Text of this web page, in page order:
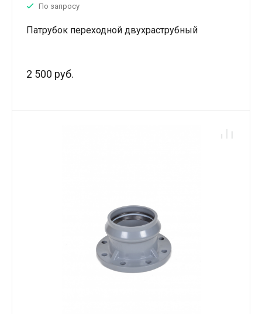
По запросу
Патрубок переходной двухраструбный
2 500 руб.